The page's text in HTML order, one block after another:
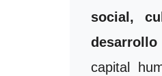
social,
desarrollo
capital